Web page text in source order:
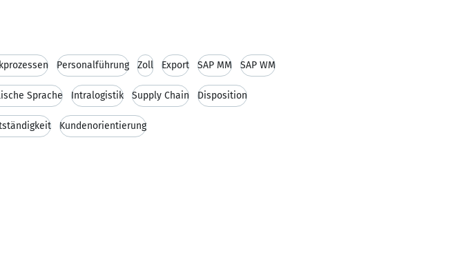
Personalführung Zoll Export SAP MM SAP WM
Sprache Intralogistik Supply Chain Disposition
Kundenorientierung